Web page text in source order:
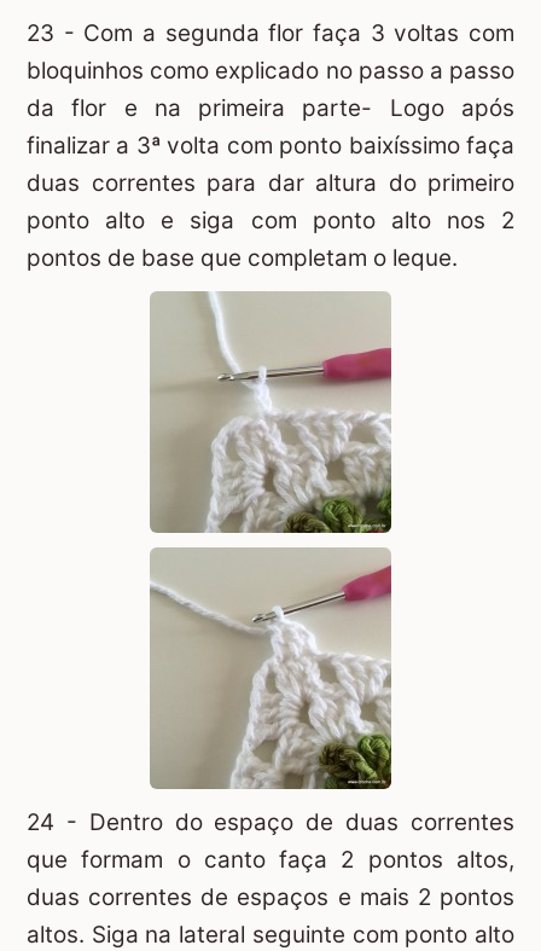
23 - Com a segunda flor faça 3 voltas com
bloquinhos como explicado no passo a passo
da flor e na primeira parte- Logo após
finalizar a 3ª volta com ponto baixíssimo faça
duas correntes para dar altura do primeiro
ponto alto e siga com ponto alto nos 2
pontos de base que completam o leque.
24 - Dentro do espaço de duas correntes
que formam o canto faça 2 pontos altos,
duas correntes de espaços e mais 2 pontos
altos. Siga na lateral seguinte com ponto alto